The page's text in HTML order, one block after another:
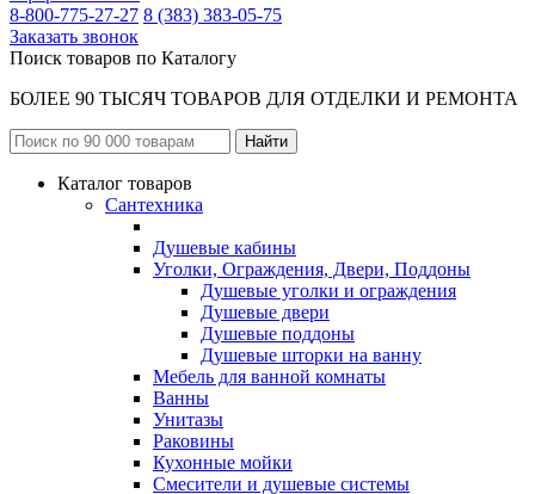
8-800-775-27-27 8 (383) 383-05-75
Заказать звонок
Поиск товаров по Каталогу
БОЛЕЕ 90 ТЫСЯЧ ТОВАРОВ ДЛЯ ОТДЕЛКИ И РЕМОНТА
Каталог товаров
Сантехника
Душевые кабины
Уголки, Ограждения, Двери, Поддоны
Душевые уголки и ограждения
Душевые двери
Душевые поддоны
Душевые шторки на ванну
Мебель для ванной комнаты
Ванны
Унитазы
Раковины
Кухонные мойки
Смесители и душевые системы